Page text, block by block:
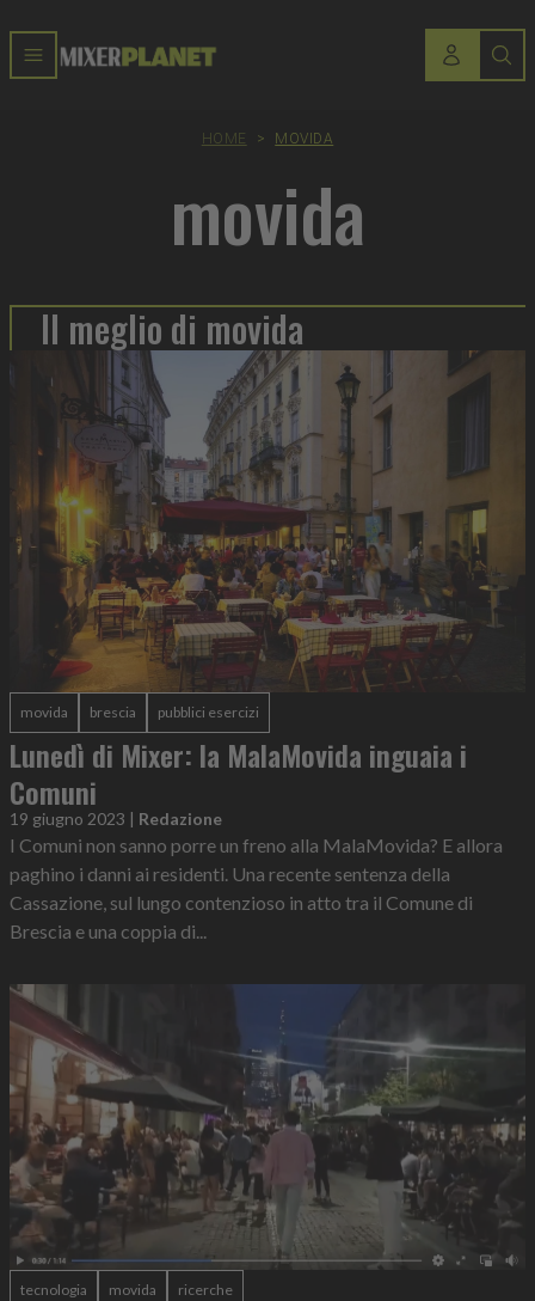
HOME > MOVIDA
movida
Il meglio di movida
movida brescia pubblici esercizi
Lunedì di Mixer: la MalaMovida inguaia i
Comuni
19 giugno 2023 | Redazione
I Comuni non sanno porre un freno alla MalaMovida? E allora
paghino i danni ai residenti. Una recente sentenza della
Cassazione, sul lungo contenzioso in atto tra il Comune di
Brescia e una coppia di...
tecnologia movida ricerche